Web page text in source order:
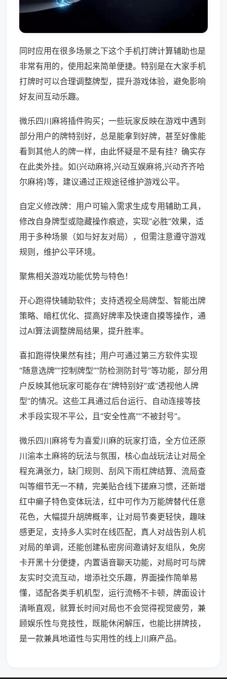
同时应用在很多场景之下这个手机打牌计算辅助也是
非常有用的，使用起来简单便捷。特别是在大家手机
打牌时可以合理调整牌型，提升游戏体验，避免影响
好友间互动乐趣。
微乐四川麻将插件购买；一些玩家反映在游戏中遇到
部分用户的牌特别好，总是能拿到好牌，甚至好像能
看到其他人的牌一样，由此怀疑是不是有挂？确实存
在此类外挂。如(兴动麻将,兴动互娱麻将,兴动齐齐哈
尔麻将)等，建议通过正规途径维护游戏公平。
自定义修改牌：用户可输入需求生成专用辅助工具，
修改自身牌型或隐藏操作痕迹，实现“必胜”效果，适
用于多种场景（如与好友对局），但需注意遵守游戏
规则，维护公平环境。
聚焦相关游戏功能优势与特色！
开心跑得快辅助软件；支持透视全局牌型、智能出牌
策略、暗杠优化、提高好牌率及快速自摸等操作，通
过AI算法调整牌局结果，提升胜率。
喜扣跑得快果然有挂；用户可通过第三方软件实现
“随意选牌”“控制牌型”“防检测防封号”等功能，部分用
户反映其他玩家可能存在“牌特别好”或“透视他人牌
型”的情况。这些工具通过后台运行、自动连接等技
术手段实现不平公，且“安全性高”“不被封号”。
微乐四川麻将专为喜爱川麻的玩家打造，全方位还原
川渝本土麻将的玩法与氛围，核心血战玩法让对局全
程充满张力，缺门规则、刮风下雨杠牌结算、流局查
叫等细节无一不精，完美贴合线下搓麻习惯，还新增
红中癞子特色变体玩法，红中可作为万能牌替代任意
花色，大幅提升胡牌概率，让对局节奏更轻快，趣味
感更足，支持多人实时在线匹配，真人对战告别人机
对局的单调，还能创建私密房间邀请好友组队，免房
卡开黑十分便捷，内置语音聊天功能，对局时可与牌
友实时交流互动，增添社交乐趣，界面操作简单易
懂，适配各类手机机型，运行流畅不卡顿，牌面设计
清晰直观，就算长时间对局也不会觉得视觉疲劳，兼
顾娱乐性与竞技性，既能休闲解压，也能比拼牌技，
是一款兼具地道性与实用性的线上川麻产品。